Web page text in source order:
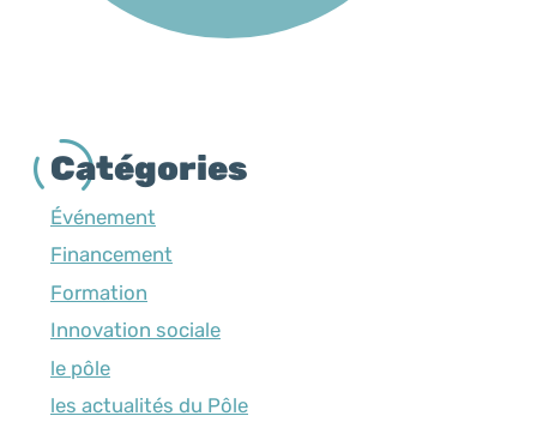
Catégories
Événement
Financement
Formation
Innovation sociale
le pôle
les actualités du Pôle